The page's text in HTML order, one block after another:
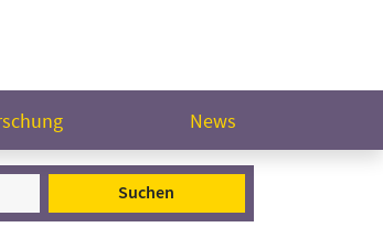
News
Suchen